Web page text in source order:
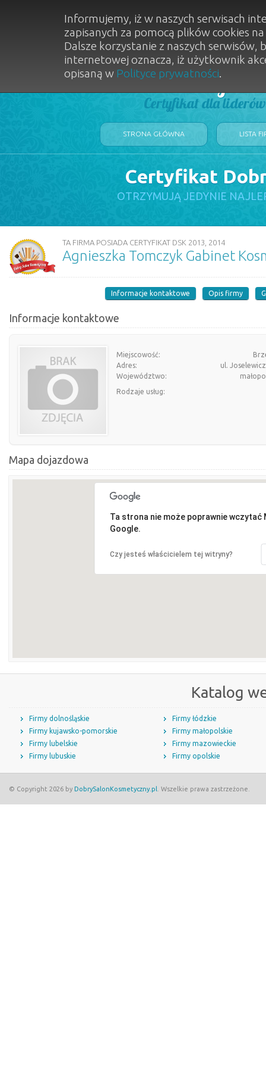
Dobry
Certyfikat dla
STRONA GŁÓWNA LISTA
Certyfikat
OTRZYMUJĄ JEDYNIE
TA FIRMA POSIADA CERTYFIKAT DSK 2013, 2014
Agnieszka Tomczyk Gabinet
Informacje kontaktowe Opis firmy
Informacje kontaktowe
Miejscowość:
Adres:
ul.
Województwo:
Rodzaje usług:
Mapa dojazdowa
Ta strona nie może poprawnie wczytać
Google.
Czy jesteś właścicielem tej witryny?
Katalog
Firmy dolnośląskie
Firmy kujawsko-pomorskie
Firmy lubelskie
Firmy lubuskie
Firmy łódzkie
Firmy małopolskie
Firmy mazowieckie
Firmy opolskie
© Copyright 2026 by DobrySalonKosmetyczny.pl . Wszelkie prawa zastrzeżone.
Informujemy, iż w naszych serwisach
zapisanych za pomocą plików cookies
Dalsze korzystanie z naszych
internetowej oznacza, iż użytkownik
opisaną w Polityce prywatności.